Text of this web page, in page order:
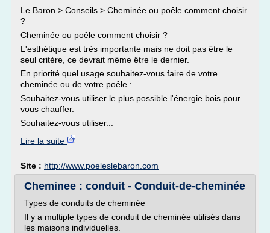
Le Baron > Conseils > Cheminée ou poêle comment choisir
?
Cheminée ou poêle comment choisir ?
L'esthétique est très importante mais ne doit pas être le
seul critère, ce devrait même être le dernier.
En priorité quel usage souhaitez-vous faire de votre
cheminée ou de votre poêle :
Souhaitez-vous utiliser le plus possible l'énergie bois pour
vous chauffer.
Souhaitez-vous utiliser...
Lire la suite
Site : http://www.poeleslebaron.com
Cheminee : conduit - Conduit-de-cheminée
Types de conduits de cheminée
Il y a multiple types de conduit de cheminée utilisés dans
les maisons individuelles.